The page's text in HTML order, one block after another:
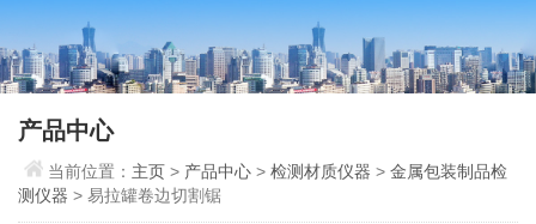
产品中心
当前位置： 主页> 产品中心 >检测材质仪器 >金属包装制品检
测仪器 > 易拉罐卷边切割锯